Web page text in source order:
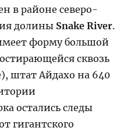
в районе северо-
долины Snake River.
форму большой
сквозь
штат Айдахо на 640
остались следы
гигантского